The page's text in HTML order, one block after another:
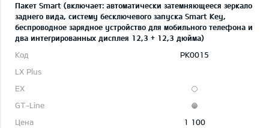
Пакет Smart (включает: автоматически затемняющееся зеркало
заднего вида, систему бесключевого запуска Smart Key,
беспроводное зарядное устройство для мобильного телефона и
два интегрированных дисплея 12,3 + 12,3 дюйма)
PK0015
1 100